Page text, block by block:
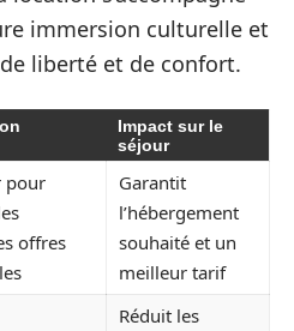
immersion culturelle et
liberté et de confort.
Impact sur le
séjour
pour
offres
Garantit
l’hébergement
souhaité et un
meilleur tarif
Réduit les